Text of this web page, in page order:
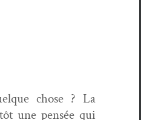
chose ? La
une pen­sée qui